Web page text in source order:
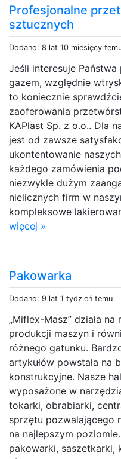
Profesjonalne
sztucznych
Dodano: 8 lat 10 miesięcy
Jeśli interesuje
gazem, względnie
to koniecznie
zaoferowania
KAPlast Sp. z o.o.. Dla
jest od zawsze
ukontentowanie
każdego zamówienia
niezwykle dużym
nielicznych firm w
kompleksowe
więcej »
Pakowarka
Dodano: 9 lat 1 tydzień temu
„Miflex-Masz” działa
produkcji maszyn i
różnego gatunku.
artykułów powstała na
konstrukcyjne. Nasze
wyposażone w
tokarki, obrabiarki,
sprzętu pozwalającego
na najlepszym
pakowarki, saszetkarki,